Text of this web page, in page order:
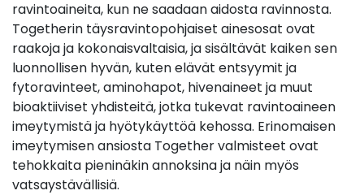
ravintoaineita, kun ne saadaan aidosta ravinnosta.
Togetherin täysravintopohjaiset ainesosat ovat
raakoja ja kokonaisvaltaisia, ja sisältävät kaiken sen
luonnollisen hyvän, kuten elävät entsyymit ja
fytoravinteet, aminohapot, hivenaineet ja muut
bioaktiiviset yhdisteitä, jotka tukevat ravintoaineen
imeytymistä ja hyötykäyttöä kehossa. Erinomaisen
imeytymisen ansiosta Together valmisteet ovat
tehokkaita pieninäkin annoksina ja näin myös
vatsaystävällisiä.